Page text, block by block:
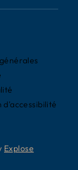
Explose